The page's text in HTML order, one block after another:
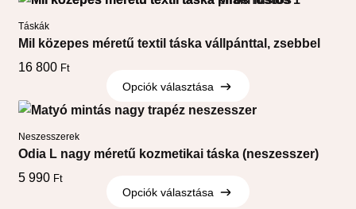
Táskák
Mil közepes méretű textil táska vállpánttal, zsebbel
16 800 Ft
Opciók választása
Opciók választása
Neszesszerek
Odia L nagy méretű kozmetikai táska (neszesszer)
5 990 Ft
Opciók választása